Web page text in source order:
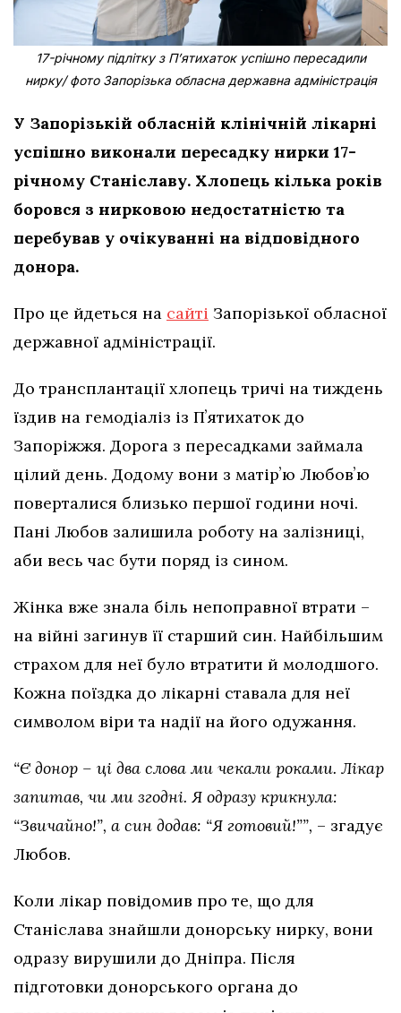
17-річному підлітку з Пʼятихаток успішно пересадили
нирку/ фото Запорізька обласна державна адміністрація
У Запорізькій обласній клінічній лікарні
успішно виконали пересадку нирки 17-
річному Станіславу. Хлопець кілька років
боровся з нирковою недостатністю та
перебував у очікуванні на відповідного
донора.
Про це йдеться на сайті Запорізької обласної
державної адміністрації.
До трансплантації хлопець тричі на тиждень
їздив на гемодіаліз із Пʼятихаток до
Запоріжжя. Дорога з пересадками займала
цілий день. Додому вони з матірʼю Любовʼю
поверталися близько першої години ночі.
Пані Любов залишила роботу на залізниці,
аби весь час бути поряд із сином.
Жінка вже знала біль непоправної втрати –
на війні загинув її старший син. Найбільшим
страхом для неї було втратити й молодшого.
Кожна поїздка до лікарні ставала для неї
символом віри та надії на його одужання.
“Є донор – ці два слова ми чекали роками. Лікар
запитав, чи ми згодні. Я одразу крикнула:
“Звичайно!”, а син додав: “Я готовий!””, – згадує
Любов.
Коли лікар повідомив про те, що для
Станіслава знайшли донорську нирку, вони
одразу вирушили до Дніпра. Після
підготовки донорського органа до